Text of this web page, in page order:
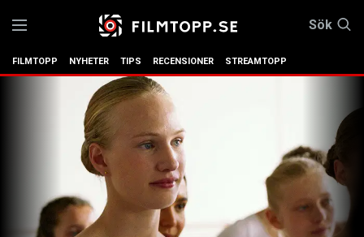
Sök
FILMTOPP NYHETER TIPS RECENSIONER STREAMTOPP